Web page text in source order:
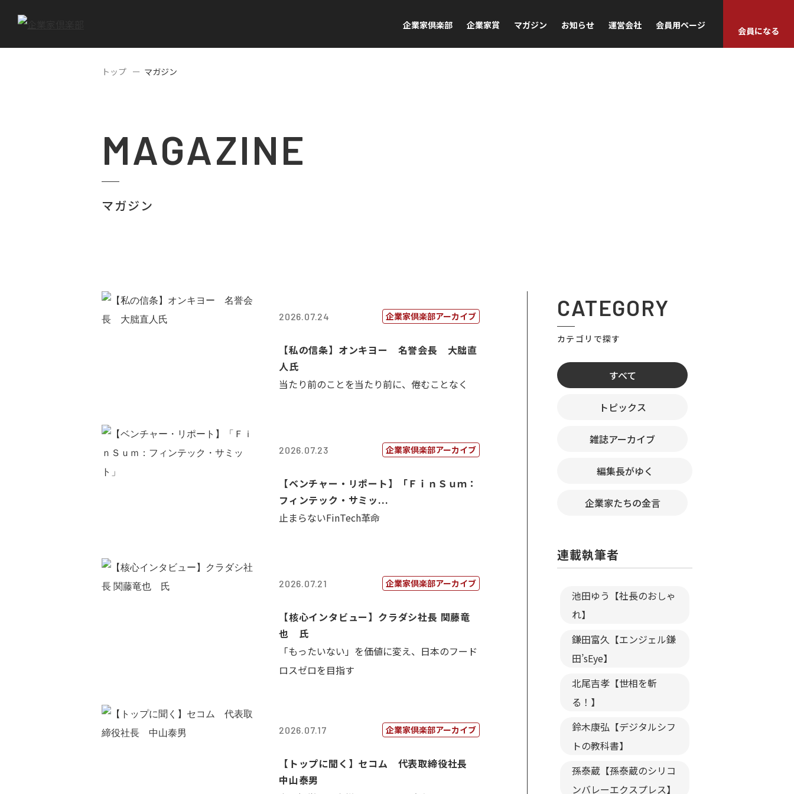
企業家倶楽部 企業家賞 マガジン お知らせ 運営会社 会員用ページ
会員になる
トップ マガジン
MAGAZINE
マガジン
2026.07.24 企業家倶楽部アーカイブ
【私の信条】オンキヨー 名誉会長 大朏直
人氏
当たり前のことを当たり前に、倦むことなく
2026.07.23 企業家倶楽部アーカイブ
【ベンチャー・リポート】「ＦｉｎＳｕｍ：
フィンテック・サミッ...
止まらないFinTech革命
2026.07.21 企業家倶楽部アーカイブ
【核心インタビュー】クラダシ社長 関藤竜
也 氏
「もったいない」を価値に変え、日本のフード
ロスゼロを目指す
2026.07.17 企業家倶楽部アーカイブ
【トップに聞く】セコム 代表取締役社長
中山泰男
CATEGORY
カテゴリで探す
すべて
トピックス
雑誌アーカイブ
編集長がゆく
企業家たちの金言
連載執筆者
池田ゆう【社長のおしゃ
れ】
鎌田富久【エンジェル鎌
田’sEye】
北尾吉孝【世相を斬
る！】
鈴木康弘【デジタルシフ
トの教科書】
孫泰蔵【孫泰蔵のシリコ
ンバレーエクスプレス】